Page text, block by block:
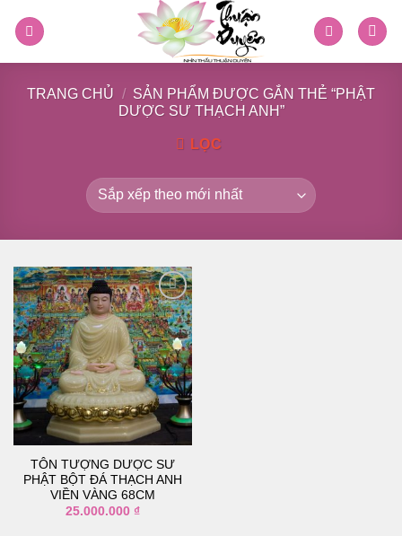
TRANG CHỦ / SẢN PHẨM ĐƯỢC GẮN THẺ “PHẬT
DƯỢC SƯ THẠCH ANH”
LỌC
Thêm
vào
danh
sách
yêu
thích
TÔN TƯỢNG DƯỢC SƯ
PHẬT BỘT ĐÁ THẠCH ANH
VIỀN VÀNG 68CM
25.000.000 ₫